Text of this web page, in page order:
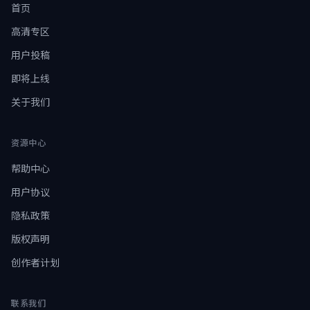
首页
高清专区
用户投稿
即将上线
关于我们
资源中心
帮助中心
用户协议
隐私政策
版权声明
创作者计划
联系我们